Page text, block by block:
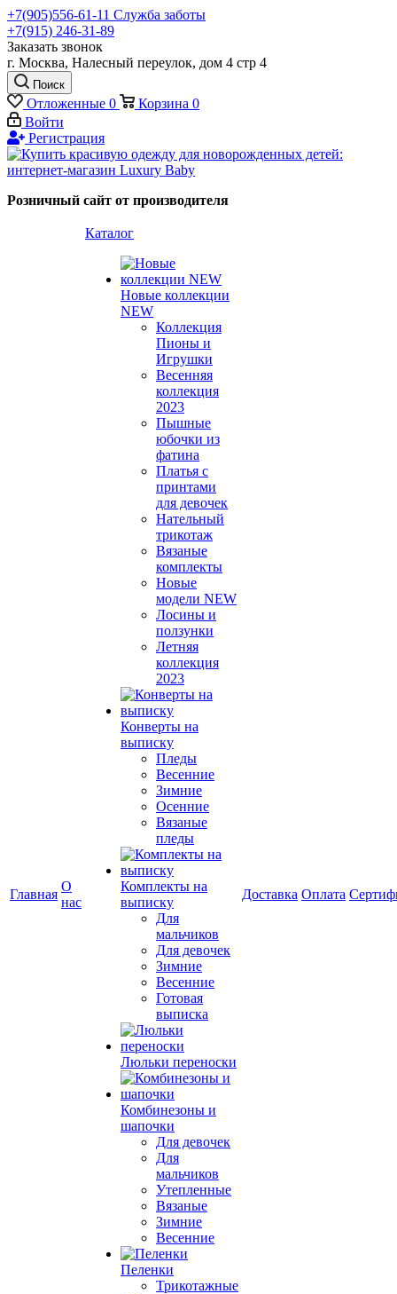
+7(905)556-61-11 Служба заботы
+7(915) 246-31-89
Заказать звонок
г. Москва, Налесный переулок, дом 4 стр 4
Поиск
Отложенные 0 Корзина 0
Войти
Регистрация
Розничный сайт от производителя
Главная
О
нас
Каталог
Новые коллекции
NEW
Коллекция
Пионы и
Игрушки
Весенняя
коллекция
2023
Пышные
юбочки из
фатина
Платья с
принтами
для девочек
Нательный
трикотаж
Вязаные
комплекты
Новые
модели NEW
Лосины и
ползунки
Летняя
коллекция
2023
Конверты на
выписку
Пледы
Весенние
Зимние
Осенние
Вязаные
пледы
Комплекты на
выписку
Для
мальчиков
Для девочек
Зимние
Весенние
Готовая
выписка
Люльки переноски
Комбинезоны и
шапочки
Для девочек
Для
мальчиков
Утепленные
Вязаные
Зимние
Весенние
Пеленки
Трикотажные
Доставка Оплата